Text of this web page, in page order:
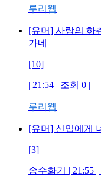
루리웹
[유머] 사랑의 하
가네
[10]
| 21:54 | 조회 0 |
루리웹
[유머] 신입에게
[3]
송수화기 | 21:55 |